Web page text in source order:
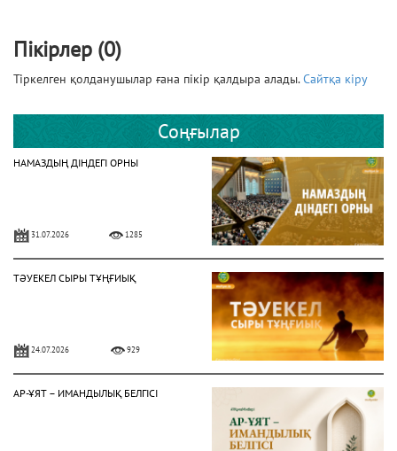
Пікірлер (0)
Тіркелген қолданушылар ғана пікір қалдыра алады.Сайтқа кіру
Соңғылар
НАМАЗДЫҢ ДІНДЕГІ ОРНЫ
31.07.2026 1285
ТӘУЕКЕЛ СЫРЫ ТҰҢҒИЫҚ
24.07.2026 929
АР-ҰЯТ – ИМАНДЫЛЫҚ БЕЛГІСІ